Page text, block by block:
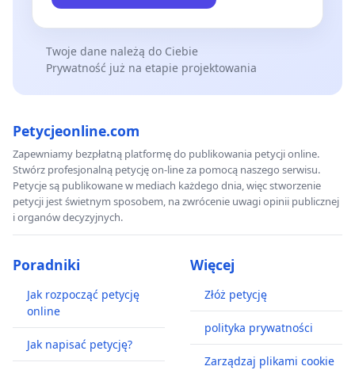
Twoje dane należą do Ciebie
Prywatność już na etapie projektowania
Petycjeonline.com
Zapewniamy bezpłatną platformę do publikowania petycji online.
Stwórz profesjonalną petycję on-line za pomocą naszego serwisu.
Petycje są publikowane w mediach każdego dnia, więc stworzenie
petycji jest świetnym sposobem, na zwrócenie uwagi opinii publicznej
i organów decyzyjnych.
Poradniki
Jak rozpocząć petycję
online
Jak napisać petycję?
Więcej
Złóż petycję
polityka prywatności
Zarządzaj plikami cookie